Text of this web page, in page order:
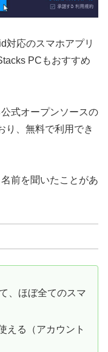
対応のスマホアプリ
PCもおすすめ
式オープンソースの
り、無料で利用でき
前を聞いたことがあ
、ほぼ全てのスマ
える（アカウント